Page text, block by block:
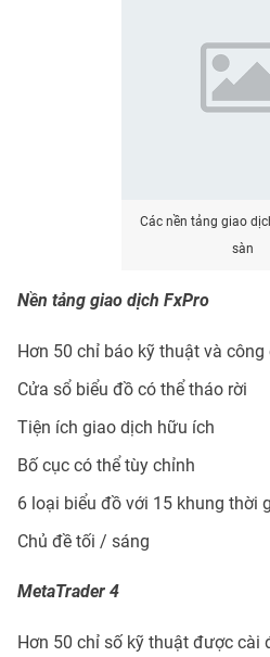
Các nền tảng giao
sàn
Nền tảng giao dịch FxPro
Hơn 50 chỉ báo kỹ thuật và
Cửa sổ biểu đồ có thể tháo rời
Tiện ích giao dịch hữu ích
Bố cục có thể tùy chỉnh
6 loại biểu đồ với 15 khung thời
Chủ đề tối / sáng
MetaTrader 4
Hơn 50 chỉ số kỹ thuật được cài